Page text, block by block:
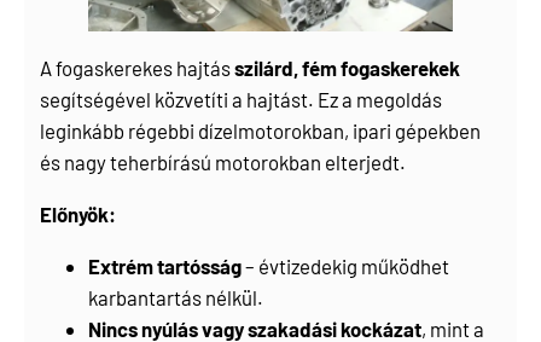
A fogaskerekes hajtásszilárd, fém fogaskerekek
segítségével közvetíti a hajtást. Ez a megoldás
leginkább régebbi dízelmotorokban, ipari gépekben
és nagy teherbírású motorokban elterjedt.
Előnyök:
Extrém tartósság– évtizedekig működhet
karbantartás nélkül.
Nincs nyúlás vagy szakadási kockázat, mint a